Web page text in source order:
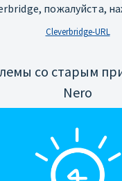
пожалуйста,
Cleverbridge-URL
со старым
Nero